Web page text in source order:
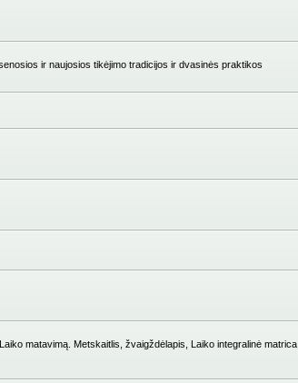
ir naujosios tikėjimo tradicijos ir dvasinės praktikos
matavimą. Metskaitlis, žvaigždėlapis, Laiko integralinė matrica,